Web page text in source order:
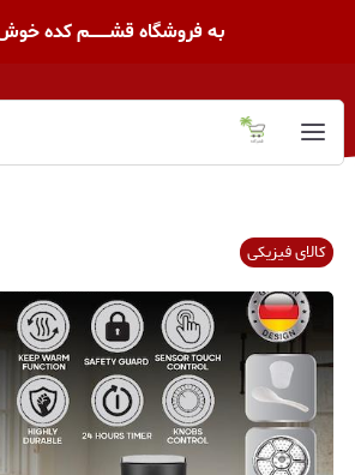
به فروشگاه قشــــــــم کده
کالای فیزیکی